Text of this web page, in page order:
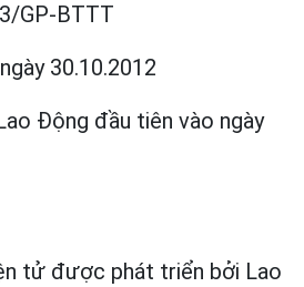
GP-BTTT
ngày 30.10.2012
Động đầu tiên vào ngày
tử được phát triển bởi Lao